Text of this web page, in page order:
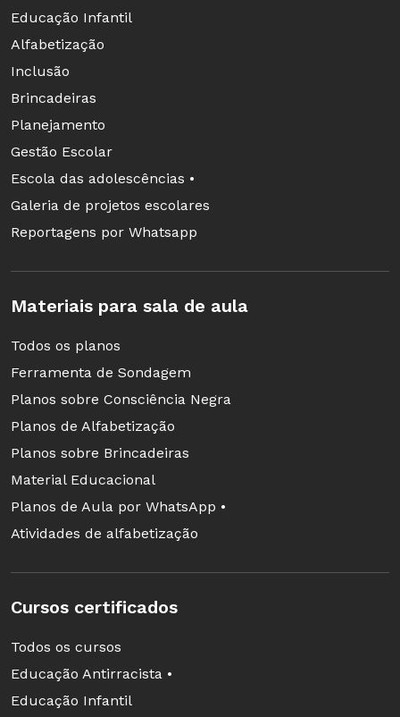
Educação Infantil
Alfabetização
Inclusão
Brincadeiras
Planejamento
Gestão Escolar
Escola das adolescências •
Galeria de projetos escolares
Reportagens por Whatsapp
Materiais para sala de aula
Todos os planos
Ferramenta de Sondagem
Planos sobre Consciência Negra
Planos de Alfabetização
Planos sobre Brincadeiras
Material Educacional
Planos de Aula por WhatsApp •
Atividades de alfabetização
Cursos certificados
Todos os cursos
Educação Antirracista •
Educação Infantil